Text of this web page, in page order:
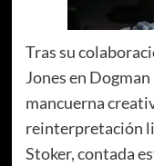
Tras su
Jones en
mancuerna
reinterpretación
Stoker, contada